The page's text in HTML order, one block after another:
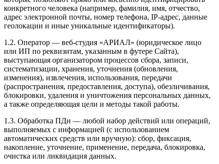
конкретного человека (например, фамилия, имя, отчество,
адрес электронной почты, номер телефона, IP-адрес, данные
геолокации и иные уникальные идентификаторы).
1.2. Оператор — веб-студия «АРИАЛ» (юридическое лицо
или ИП по реквизитам, указанным в футере Сайта),
выступающая организатором процессов сбора, записи,
систематизации, хранения, уточнения (обновления,
изменения), извлечения, использования, передачи
(распространения, предоставления, доступа), обезличивания,
блокировки, удаления и уничтожения персональных данных,
а также определяющая цели и методы такой работы.
1.3. Обработка ПДн — любой набор действий или операций,
выполняемых с информацией (с использованием
автоматических средств или вручную): сбор, фиксация,
накопление, уточнение, применение, передача, блокировка,
очистка или ликвидация данных.